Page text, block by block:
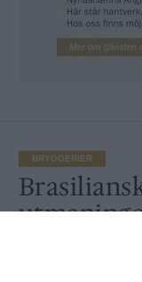
BRYGGERIER